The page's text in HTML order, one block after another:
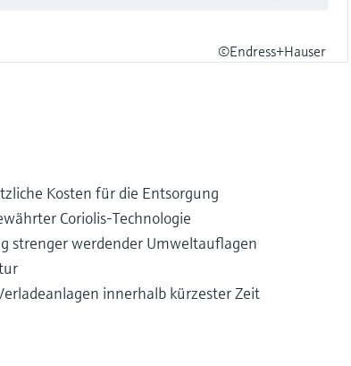
©Endress+Hauser
Kosten für die Entsorgung
Coriolis-Technologie
strenger werdender Umweltauflagen
innerhalb kürzester Zeit